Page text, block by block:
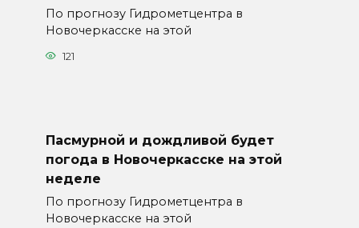
По прогнозу Гидрометцентра в
Новочеркасске на этой
121
Пасмурной и дождливой будет
погода в Новочеркасске на этой
неделе
По прогнозу Гидрометцентра в
Новочеркасске на этой